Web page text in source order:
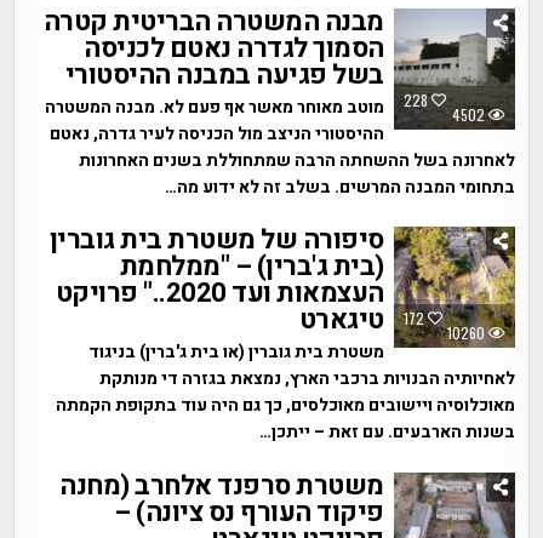
228
4502
מבנה המשטרה הבריטית קטרה
הסמוך לגדרה נאטם לכניסה
בשל פגיעה במבנה ההיסטורי
מוטב מאוחר מאשר אף פעם לא. מבנה המשטרה
ההיסטורי הניצב מול הכניסה לעיר גדרה, נאטם
לאחרונה בשל ההשחתה הרבה שמתחוללת בשנים האחרונות
בתחומי המבנה המרשים. בשלב זה לא ידוע מה…
172
10260
סיפורה של משטרת בית גוברין
(בית ג'ברין) – "ממלחמת
העצמאות ועד 2020.." פרויקט
טיגארט
משטרת בית גוברין (או בית ג'ברין) בניגוד
לאחיותיה הבנויות ברכבי הארץ, נמצאת בגזרה די מנותקת
מאוכלוסיה ויישובים מאוכלסים, כך גם היה עוד בתקופת הקמתה
בשנות הארבעים. עם זאת – ייתכן…
משטרת סרפנד אלחרב (מחנה
פיקוד העורף נס ציונה) –